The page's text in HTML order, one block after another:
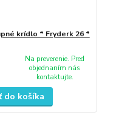
krídlo * Fryderk 26 *
Na preverenie. Pred
objednaním nás
kontaktujte.
do košíka